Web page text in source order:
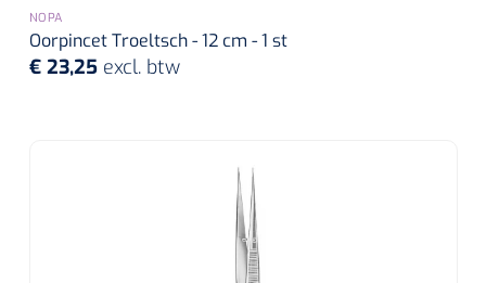
NOPA
Oorpincet Troeltsch - 12 cm - 1 st
€ 23,25 excl. btw